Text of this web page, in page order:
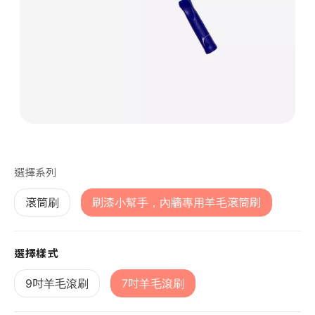
選擇系列
滾筒刷 刷漆小幫手，內牆專用羊毛滾筒刷
選擇樣式
9吋羊毛滾刷 7吋羊毛滾刷